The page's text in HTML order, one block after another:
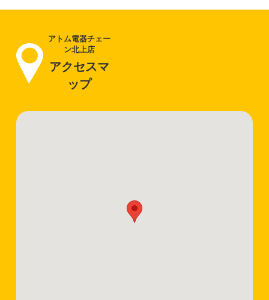
アトム電器チェー
ン北上店
アクセスマ
ップ